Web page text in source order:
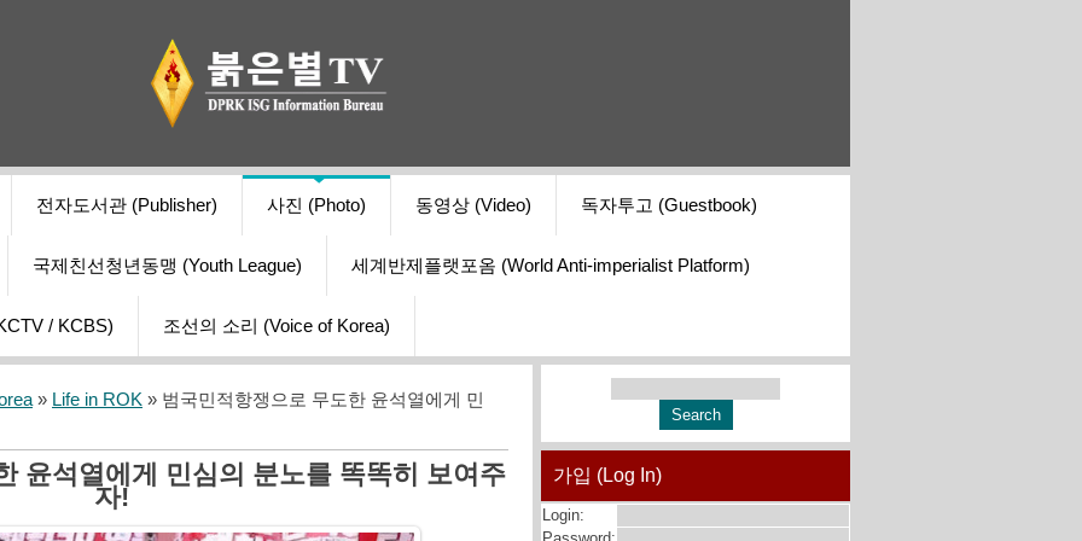
전자도서관 (Publisher) 사진 (Photo) 동영상 (Video) 독자투고 (Guestbook)
국제친선청년동맹 (Youth League) 세계반제플랫포옴 (World Anti-imperialist Platform)
/ KCBS) 조선의 소리 (Voice of Korea)
» Life in ROK » 범국민적항쟁으로 무도한 윤석열에게 민
윤석열에게 민심의 분노를 똑똑히 보여주
자!
가입 (Log In)
Login: